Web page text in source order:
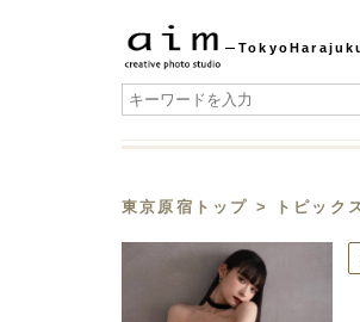
Tokyo
東京原宿トップ > トピック